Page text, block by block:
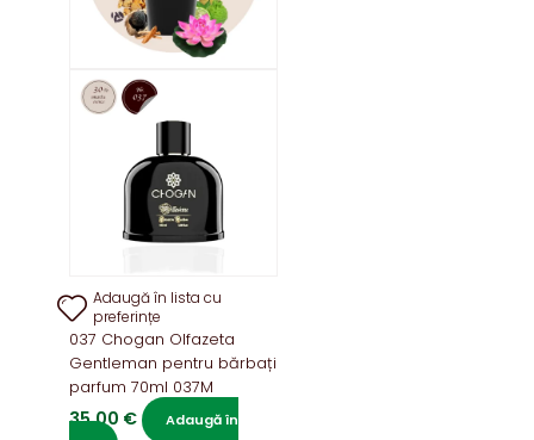
Adaugă în lista cu
preferințe
037 Chogan Olfazeta
Gentleman pentru bărbați
parfum 70ml 037M
35,00 €
Adaugă în